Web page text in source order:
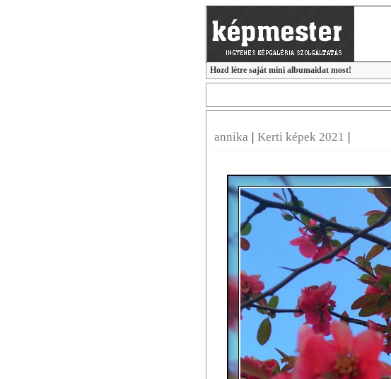
Hozd létre saját mini albumaidat most!
annika | Kerti képek 2021 |